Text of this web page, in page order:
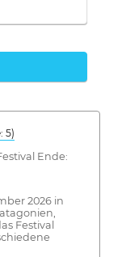
5)
Ende:
2026 in
Festival